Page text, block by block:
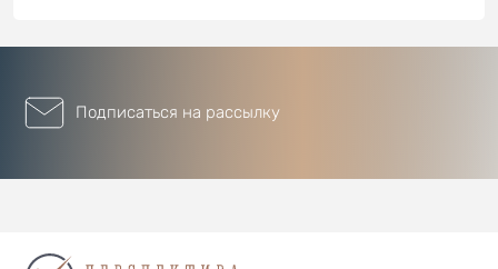
Подписаться на рассылку